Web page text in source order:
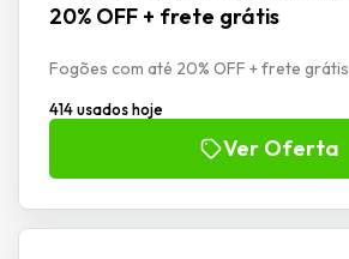
20% OFF + frete grátis
Fogões com até 20% OFF + frete grátis
414 usados hoje
Ver Oferta